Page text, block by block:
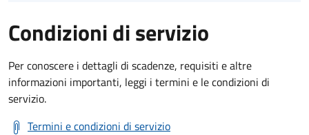
Condizioni di servizio
Per conoscere i dettagli di scadenze, requisiti e altre
informazioni importanti, leggi i termini e le condizioni di
servizio.
Termini e condizioni di servizio